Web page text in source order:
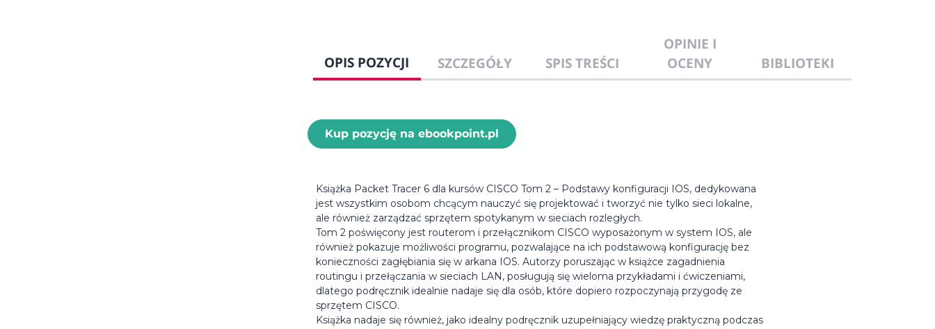
OPIS POZYCJI SZCZEGÓŁY SPIS TREŚCI
OPINIE I
OCENY
BIBLIOTEKI
Kup pozycję na ebookpoint.pl
Książka Packet Tracer 6 dla kursów CISCO Tom 2 – Podstawy konfiguracji IOS, dedykowana
jest wszystkim osobom chcącym nauczyć się projektować i tworzyć nie tylko sieci lokalne,
ale również zarządzać sprzętem spotykanym w sieciach rozległych.
Tom 2 poświęcony jest routerom i przełącznikom CISCO wyposażonym w system IOS, ale
również pokazuje możliwości programu, pozwalające na ich podstawową konfigurację bez
konieczności zagłębiania się w arkana IOS. Autorzy poruszając w książce zagadnienia
routingu i przełączania w sieciach LAN, posługują się wieloma przykładami i ćwiczeniami,
dlatego podręcznik idealnie nadaje się dla osób, które dopiero rozpoczynają przygodę ze
sprzętem CISCO.
Książka nadaje się również, jako idealny podręcznik uzupełniający wiedzę praktyczną podczas